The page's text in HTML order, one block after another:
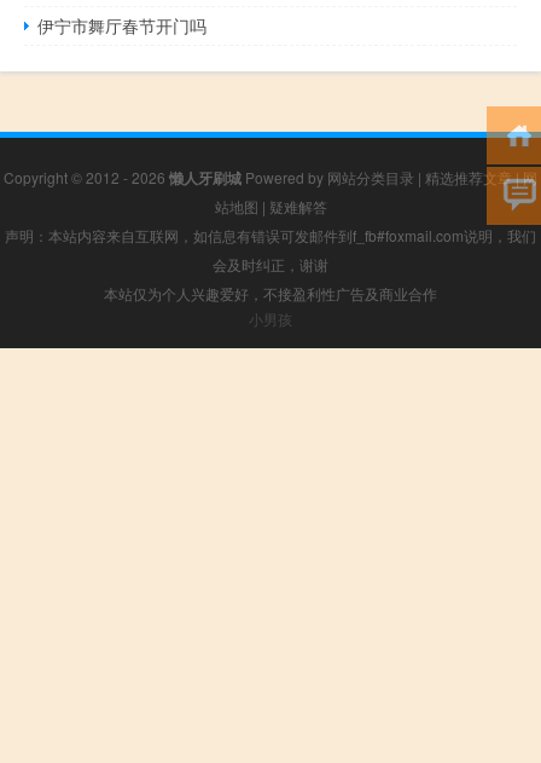
伊宁市舞厅春节开门吗
Copyright © 2012 - 2026 懒人牙刷城 Powered by 网站分类目录 | 精选推荐文章|网
站地图 | 疑难解答
声明：本站内容来自互联网，如信息有错误可发邮件到f_fb#foxmail.com说明，我们
会及时纠正，谢谢
本站仅为个人兴趣爱好，不接盈利性广告及商业合作
小男孩